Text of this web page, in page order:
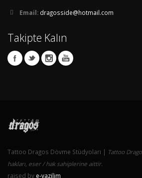
Email: dragosside@hotmail.com
Takipte Kalın
Tattoo Dragos Dövme Stüdyoları | Tattoo
hakları, eser / hak sahiplerine aittir.
raised by e-yazilim